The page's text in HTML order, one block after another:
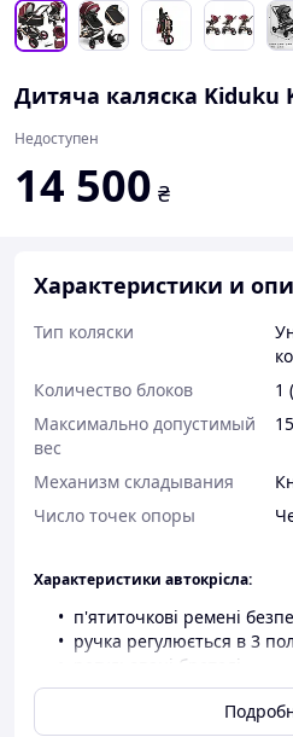
Дитяча каляска Kiduku
Недоступен
14 500 ₴
Характеристики и
Тип коляски
Количество блоков
1
Максимально допустимый
вес
Механизм складывания
Число точек опоры
Характеристики автокрісла:
п'ятиточкові ремені
ручка регулюється в 3
регульовані бретелі
захисні накладки на
вкладиш для найменших